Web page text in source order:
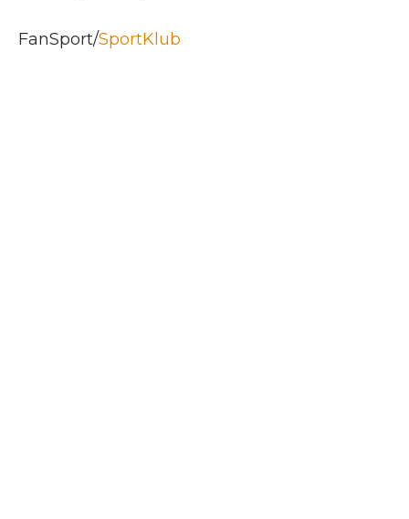
FanSport/SportKlub